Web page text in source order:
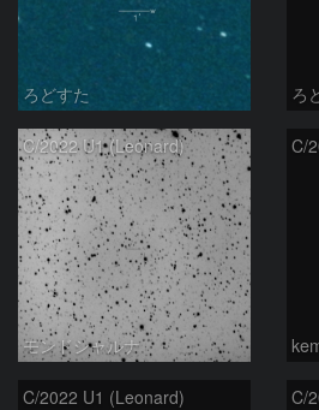
ろどすた ろ
C/2022 U1 (Leonard)
モンドシャルナ
C/
C/2022 U1 (Leonard) C/